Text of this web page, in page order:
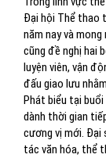
Đại hội Thể thao
năm nay và
cũng đề nghị hai
luyện viên, vận
đấu giao lưu
Phát biểu tại
dành thời gian
cương vị mới. Đại
tác văn hóa, thể